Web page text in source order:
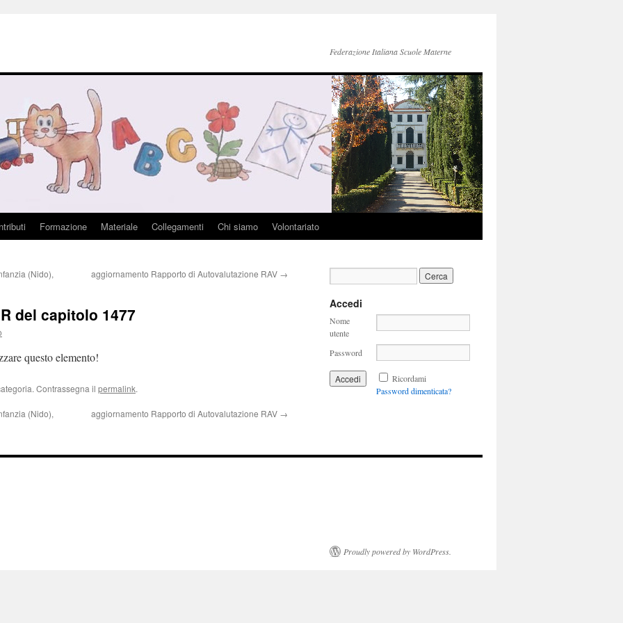
Federazione Italiana Scuole Materne
Formazione Materiale Collegamenti Chi siamo Volontariato
(Nido),
aggiornamento Rapporto di Autovalutazione RAV →
del capitolo 1477
questo elemento!
Contrassegna il permalink.
(Nido),
aggiornamento Rapporto di Autovalutazione RAV →
Accedi
Nome
utente
Password
Ricordami
Password dimenticata?
Proudly powered by WordPress.